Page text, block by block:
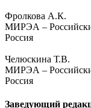
Фролкова А.К.
МИРЭА –
Россия
Челюскина Т.В.
МИРЭА –
Россия
Заведующий